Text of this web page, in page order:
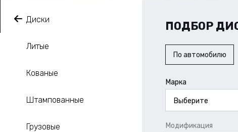
Диски
Литые
Кованые
Штампованные
Грузовые
ПОДБОР
По автомобилю
Марка
Выберите
Модификация